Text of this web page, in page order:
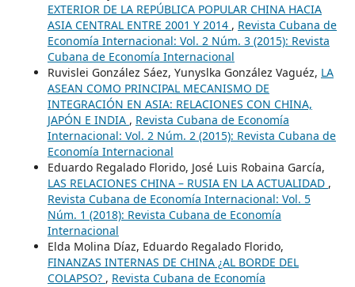
EXTERIOR DE LA REPÚBLICA POPULAR CHINA HACIA
ASIA CENTRAL ENTRE 2001 Y 2014 , Revista Cubana de
Economía Internacional: Vol. 2 Núm. 3 (2015): Revista
Cubana de Economía Internacional
Ruvislei González Sáez, Yunyslka González Vaguéz, LA
ASEAN COMO PRINCIPAL MECANISMO DE
INTEGRACIÓN EN ASIA: RELACIONES CON CHINA,
JAPÓN E INDIA , Revista Cubana de Economía
Internacional: Vol. 2 Núm. 2 (2015): Revista Cubana de
Economía Internacional
Eduardo Regalado Florido, José Luis Robaina García,
LAS RELACIONES CHINA – RUSIA EN LA ACTUALIDAD ,
Revista Cubana de Economía Internacional: Vol. 5
Núm. 1 (2018): Revista Cubana de Economía
Internacional
Elda Molina Díaz, Eduardo Regalado Florido,
FINANZAS INTERNAS DE CHINA ¿AL BORDE DEL
COLAPSO? , Revista Cubana de Economía